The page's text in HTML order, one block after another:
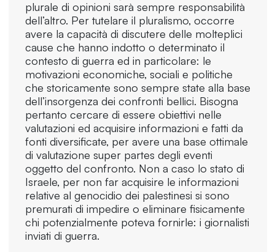
plurale di opinioni sarà sempre responsabilità
dell’altro. Per tutelare il pluralismo, occorre
avere la capacità di discutere delle molteplici
cause che hanno indotto o determinato il
contesto di guerra ed in particolare: le
motivazioni economiche, sociali e politiche
che storicamente sono sempre state alla base
dell’insorgenza dei confronti bellici. Bisogna
pertanto cercare di essere obiettivi nelle
valutazioni ed acquisire informazioni e fatti da
fonti diversificate, per avere una base ottimale
di valutazione super partes degli eventi
oggetto del confronto. Non a caso lo stato di
Israele, per non far acquisire le informazioni
relative al genocidio dei palestinesi si sono
premurati di impedire o eliminare fisicamente
chi potenzialmente poteva fornirle: i giornalisti
inviati di guerra.